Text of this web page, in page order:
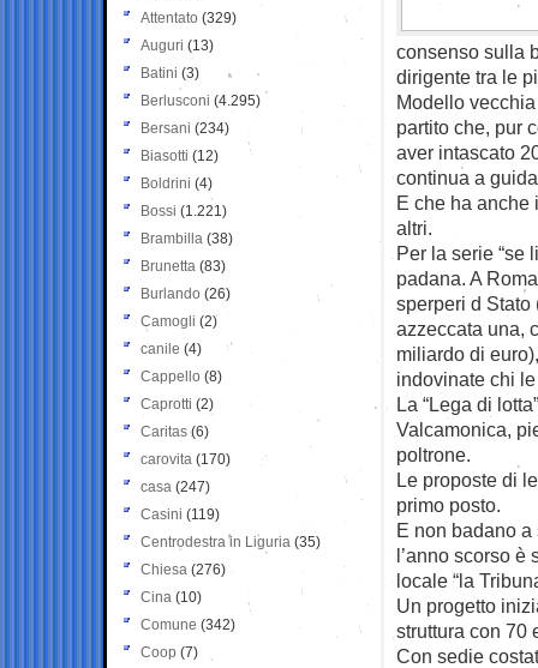
consenso sulla
dirigente tra le
Modello
partito che, pur
aver intascato
continua a
E che ha anche
altri.
Per la serie “se
padana. A
sperperi d
azzeccata una,
miliardo di
indovinate chi
La “Lega di
Valcamonica,
poltrone.
Le proposte di
primo posto.
E non badano
l’anno scorso è
locale “la
Un progetto
struttura con 70
Con sedie
Attentato (329)
Auguri (13)
Batini (3)
Berlusconi (4.295)
Bersani (234)
Biasotti (12)
Boldrini (4)
Bossi (1.221)
Brambilla (38)
Brunetta (83)
Burlando (26)
Camogli (2)
canile (4)
Cappello (8)
Caprotti (2)
Caritas (6)
carovita (170)
casa (247)
Casini (119)
Centrodestra in Liguria (35)
Chiesa (276)
Cina (10)
Comune (342)
Coop (7)